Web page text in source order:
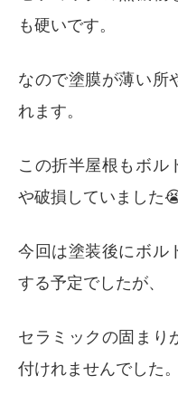
も硬いです。
なので塗膜が薄い所
れます。
この折半屋根もボル
や破損していました
今回は塗装後にボル
する予定でしたが、
セラミックの固まり
付けれませんでした。